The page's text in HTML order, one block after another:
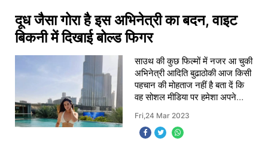
दूध जैसा गोरा है इस अभिनेत्री का बदन, वाइट
बिकनी में दिखाई बोल्ड फिगर
साउथ की कुछ फिल्मों में नजर आ चुकी
अभिनेत्री आदिति बुढाठोकी आज किसी
पहचान की मोहताज नहीं है बता दें कि
वह सोशल मीडिया पर हमेशा अपने
रहती है. खासकर के युवा लोगों के
Fri,24 Mar 2023